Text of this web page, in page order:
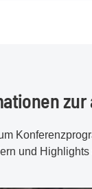
zur
und Highlights